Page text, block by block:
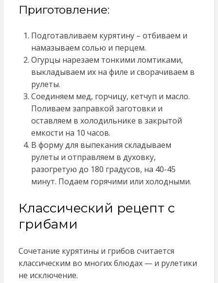
Приготовление:
Подготавливаем курятину – отбиваем и
намазываем солью и перцем.
Огурцы нарезаем тонкими ломтиками,
выкладываем их на филе и сворачиваем в
рулеты.
Соединяем мед, горчицу, кетчуп и масло.
Поливаем заправкой заготовки и
оставляем в холодильнике в закрытой
емкости на 10 часов.
В форму для выпекания складываем
рулеты и отправляем в духовку,
разогретую до 180 градусов, на 40-45
минут. Подаем горячими или холодными.
Классический рецепт с
грибами
Сочетание курятины и грибов считается
классическим во многих блюдах — и рулетики
не исключение.